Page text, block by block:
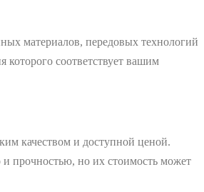
материалов, передовых технологий
которого соответствует вашим
качеством и доступной ценой.
и прочностью, но их стоимость может